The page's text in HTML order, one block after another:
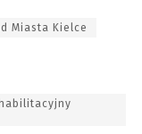
Miasta Kielce